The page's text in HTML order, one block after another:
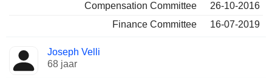
Compensation Committee
26-10-2016
Finance Committee
16-07-2019
Joseph Velli
68 jaar